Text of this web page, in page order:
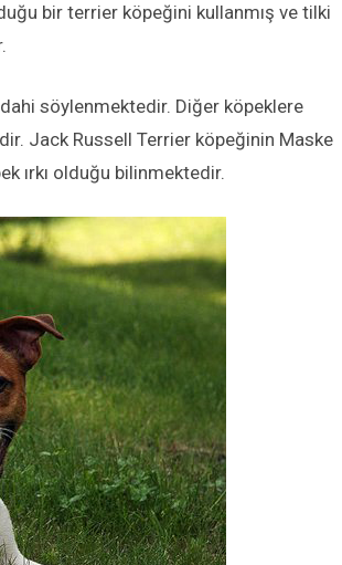
bir terrier köpeğini kullanmış ve tilki
söylenmektedir. Diğer köpeklere
Jack Russell Terrier köpeğinin Maske
ırkı olduğu bilinmektedir.